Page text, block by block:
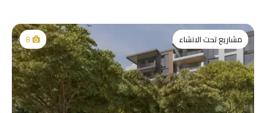
مشاريع تحت الانشاء 8